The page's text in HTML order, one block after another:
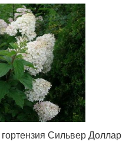
Сильвер Доллар